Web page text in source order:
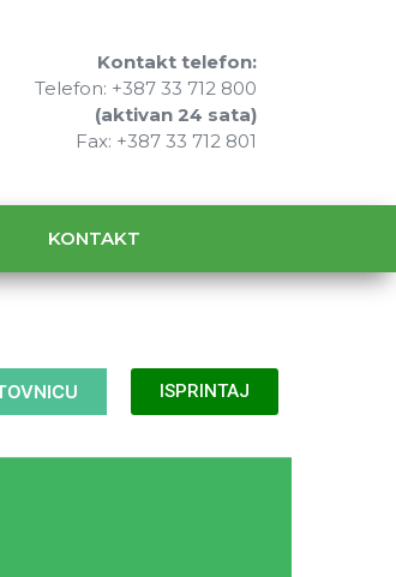
Kontakt telefon:
Telefon: +387 33 712 800
(aktivan 24 sata)
Fax: +387 33 712 801
KONTAKT
ISPRINTAJ